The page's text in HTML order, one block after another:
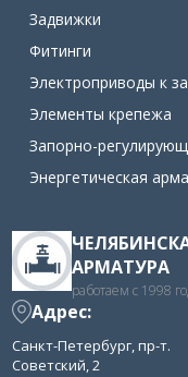
Задвижки
Фитинги
Электроприводы к
Элементы крепежа
Запорно-
Энергетическая
АРМАТУРА
работаем с 1998
Адрес:
Санкт-Петербург, пр-т.
Советский, 2